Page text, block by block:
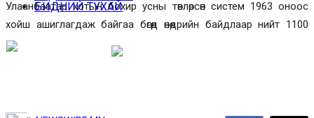
БИДНИЙ ТУХАЙ
Эерэг мэдээллийг эн тэргүүнд
Улаанбаатар хотын бохир усны төвлөрсөн систем 1963 оноос
хойш ашиглагдаж байгаа бөгөөд өнөөдрийн байдлаар нийт 1100